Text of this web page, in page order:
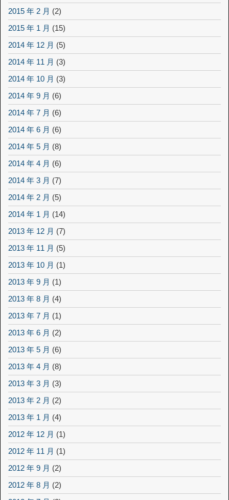
2015 年 2 月 (2)
2015 年 1 月 (15)
2014 年 12 月 (5)
2014 年 11 月 (3)
2014 年 10 月 (3)
2014 年 9 月 (6)
2014 年 7 月 (6)
2014 年 6 月 (6)
2014 年 5 月 (8)
2014 年 4 月 (6)
2014 年 3 月 (7)
2014 年 2 月 (5)
2014 年 1 月 (14)
2013 年 12 月 (7)
2013 年 11 月 (5)
2013 年 10 月 (1)
2013 年 9 月 (1)
2013 年 8 月 (4)
2013 年 7 月 (1)
2013 年 6 月 (2)
2013 年 5 月 (6)
2013 年 4 月 (8)
2013 年 3 月 (3)
2013 年 2 月 (2)
2013 年 1 月 (4)
2012 年 12 月 (1)
2012 年 11 月 (1)
2012 年 9 月 (2)
2012 年 8 月 (2)